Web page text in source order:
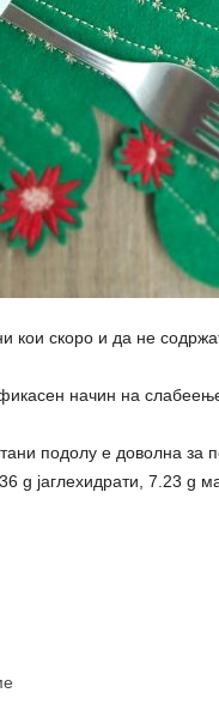
скоро и да не содржат
начин на
подолу е доволна за
g јаглехидрати, 7.23 g